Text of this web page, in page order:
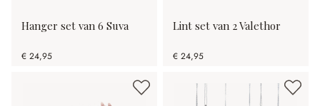
Hanger set van 6 Suva
€ 24,95
Lint set van 2 Valethor
€ 24,95